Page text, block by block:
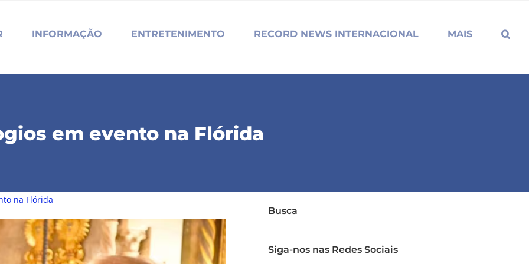
INFORMAÇÃO ENTRETENIMENTO RECORD NEWS INTERNACIONAL MAIS
em evento na Flórida
na Flórida
Busca
Siga-nos nas Redes Sociais